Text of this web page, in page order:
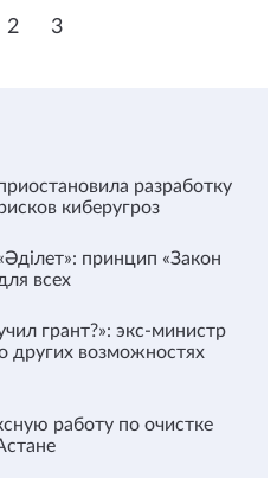
2 3
разработку
киберугроз
принцип «Закон
всех
грант?»: экс-министр
других возможностях
работу по очистке